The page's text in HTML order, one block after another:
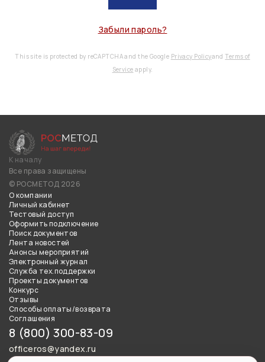
Забыли пароль?
This site is protected by reCAPTCHA and the Google Privacy PolicyandTerms of
Service apply.
К началу
Все права защищены
© РОСМЕТОД 2026
О компании
Личный кабинет
Тестовый доступ
Оформить подключение
Поиск документов
Лента новостей
Анонсы мероприятий
Электронный журнал
Служба тех.поддержки
Проекты документов
Конкурс
Отзывы
Способы оплаты/возврата
Соглашения
8 (800) 300-83-09
officeros@yandex.ru